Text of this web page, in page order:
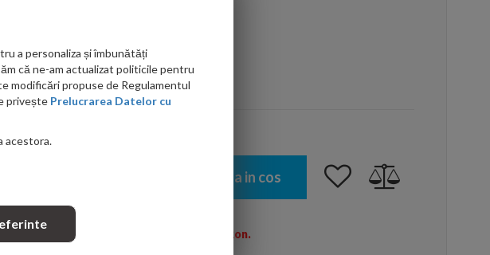
RON
Ati gasit in alta parte mai ieftin?
Adauga in cos
Transport GRATUIT la comenzi peste 600 Ron.
a personaliza și îmbunătăți
că ne-am actualizat politicile pentru
modificări propuse de Regulamentul
privește Prelucrarea Datelor cu
acestora.